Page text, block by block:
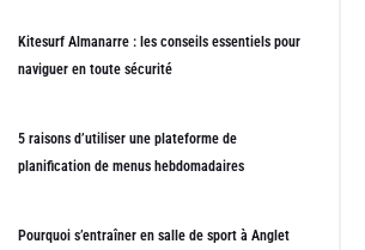
Kitesurf Almanarre : les conseils essentiels pour
naviguer en toute sécurité
5 raisons d’utiliser une plateforme de
planification de menus hebdomadaires
Pourquoi s’entraîner en salle de sport à Anglet